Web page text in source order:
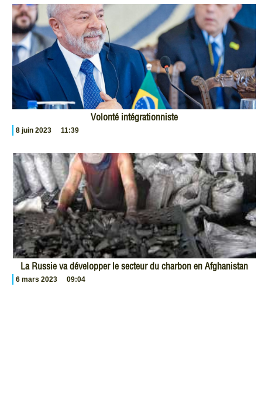
Volonté intégrationniste
8 juin 2023 11:39
La Russie va développer le secteur du charbon en Afghanistan
6 mars 2023 09:04